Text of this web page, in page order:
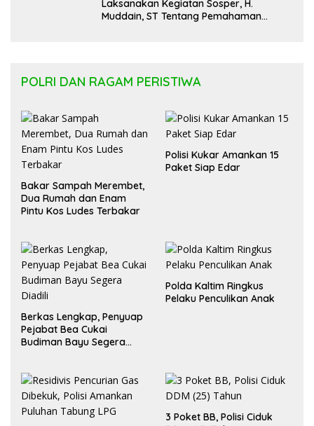
Laksanakan Kegiatan Sosper, H.
Muddain, ST Tentang Pemahaman
POLRI DAN RAGAM PERISTIWA
Bakar Sampah Merembet,
Dua Rumah dan Enam
Pintu Kos Ludes Terbakar
Polisi Kukar Amankan 15
Paket Siap Edar
Berkas Lengkap, Penyuap
Pejabat Bea Cukai
Budiman Bayu Segera
Polda Kaltim Ringkus
Pelaku Penculikan Anak
3 Poket BB, Polisi Ciduk